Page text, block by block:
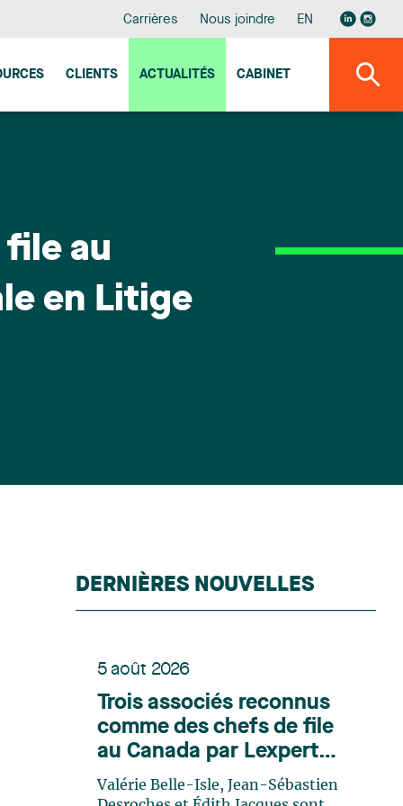
Carrières Nous joindre EN
CLIENTS ACTUALITÉS CABINET
au
en Litige
DERNIÈRES NOUVELLES
5 août 2026
Trois associés reconnus
comme des chefs de file
au Canada par Lexpert
dans son édition spéciale
en énergie
Valérie Belle-Isle, Jean-Sébastien